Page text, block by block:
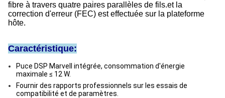
fibre à travers quatre paires parallèles de fils.et la
correction d'erreur (FEC) est effectuée sur la plateforme
hôte.
Caractéristique:
Puce DSP Marvell intégrée, consommation d'énergie
maximale ≤ 12 W.
Fournir des rapports professionnels sur les essais de
compatibilité et de paramètres.